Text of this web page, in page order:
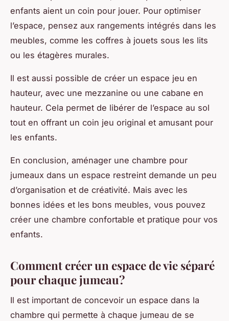
enfants aient un coin pour jouer. Pour optimiser
l’espace, pensez aux rangements intégrés dans les
meubles, comme les coffres à jouets sous les lits
ou les étagères murales.
Il est aussi possible de créer un espace jeu en
hauteur, avec une mezzanine ou une cabane en
hauteur. Cela permet de libérer de l’espace au sol
tout en offrant un coin jeu original et amusant pour
les enfants.
En conclusion, aménager une chambre pour
jumeaux dans un espace restreint demande un peu
d’organisation et de créativité. Mais avec les
bonnes idées et les bons meubles, vous pouvez
créer une chambre confortable et pratique pour vos
enfants.
Comment créer un espace de vie séparé
pour chaque jumeau?
Il est important de concevoir un espace dans la
chambre qui permette à chaque jumeau de se